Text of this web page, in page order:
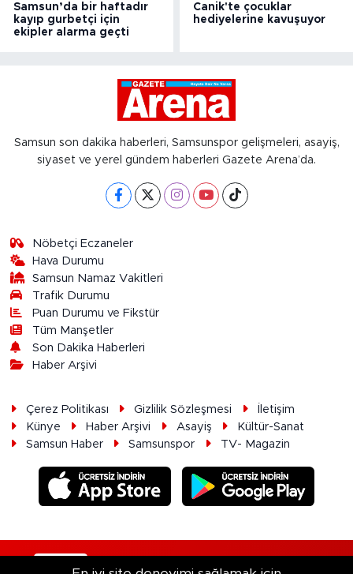
Samsun’da bir haftadır
kayıp gurbetçi için
ekipler alarma geçti
Canik'te çocuklar
hediyelerine kavuşuyor
Samsun son dakika haberleri, Samsunspor gelişmeleri, asayiş,
siyaset ve yerel gündem haberleri Gazete Arena’da.
Nöbetçi Eczaneler
Hava Durumu
Samsun Namaz Vakitleri
Trafik Durumu
Puan Durumu ve Fikstür
Tüm Manşetler
Son Dakika Haberleri
Haber Arşivi
Çerez Politikası Gizlilik Sözleşmesi
İletişim
Künye
Haber Arşivi Asayiş
Kültür-Sanat
Samsun Haber
Samsunspor TV- Magazin